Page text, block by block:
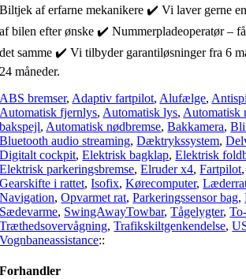
Biltjek af erfarne mekanikere ✔️ Vi laver gerne
af bilen efter ønske ✔️ Nummerpladeoperatør –
det samme ✔️ Vi tilbyder garantiløsninger fra 6
24 måneder.
ABS bremser, Adaptiv fartpilot, Alufælge,
Automatisk fjernlys, Automatisk lys, Automatisk
bakspejl, Automatisk nødbremse,Bakkamera,
Bluetooth audio streaming,Dæktrykssystem,
Digitalt cockpit,Elektrisk bagklap,Elektrisk
Elektrisk parkeringsbremse,Elruder x4,Fartpilot
Gearskifte i rattet,Isofix,Kørecomputer,
Navigation,Opvarmet rat,Parkeringssensor bag,
Sædevarme, SwingAwayTowbar,Tågelygter,
Træthedsovervågning,Trafikskiltgenkendelse,
Vognbaneassistance::
Forhandler